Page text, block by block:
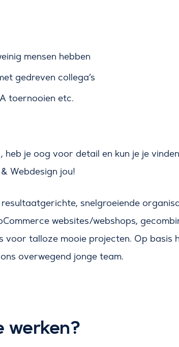
mensen hebben
gedreven collega’s
toernooien etc.
heb je oog voor detail en kun je je
Webdesign jou!
snelgroeiende
websites/webshops,
voor talloze mooie projecten. Op basis
overwegend jonge team.
werken?